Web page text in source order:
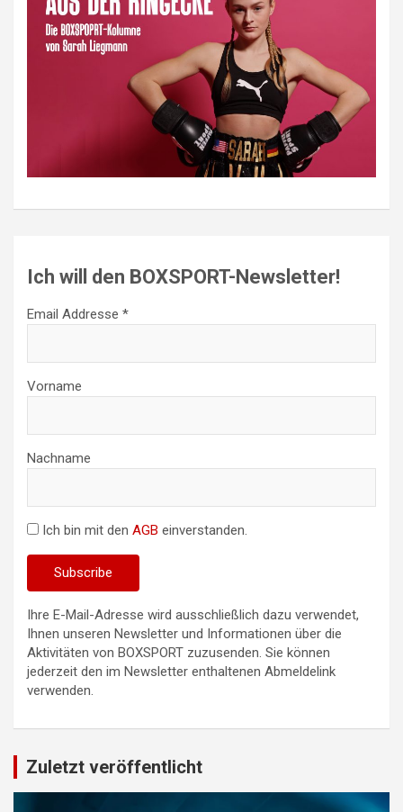
Ich will den BOXSPORT-Newsletter!
Email Addresse *
Vorname
Nachname
Ich bin mit den AGB einverstanden.
Ihre E-Mail-Adresse wird ausschließlich dazu verwendet,
Ihnen unseren Newsletter und Informationen über die
Aktivitäten von BOXSPORT zuzusenden. Sie können
jederzeit den im Newsletter enthaltenen Abmeldelink
verwenden.
Zuletzt veröffentlicht